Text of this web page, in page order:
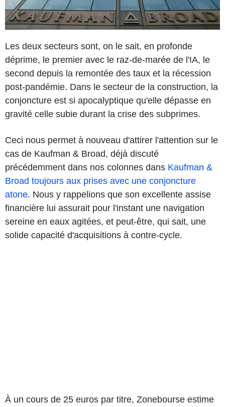
Les deux secteurs sont, on le sait, en profonde
déprime, le premier avec le raz-de-marée de l'IA, le
second depuis la remontée des taux et la récession
post-pandémie. Dans le secteur de la construction, la
conjoncture est si apocalyptique qu'elle dépasse en
gravité celle subie durant la crise des subprimes.
Ceci nous permet à nouveau d'attirer l'attention sur le
cas de Kaufman & Broad, déjà discuté
précédemment dans nos colonnes dans Kaufman &
Broad toujours aux prises avec une conjoncture
atone. Nous y rappelions que son excellente assise
financière lui assurait pour l'instant une navigation
sereine en eaux agitées, et peut-être, qui sait, une
solide capacité d'acquisitions à contre-cycle.
À un cours de 25 euros par titre, Zonebourse estime